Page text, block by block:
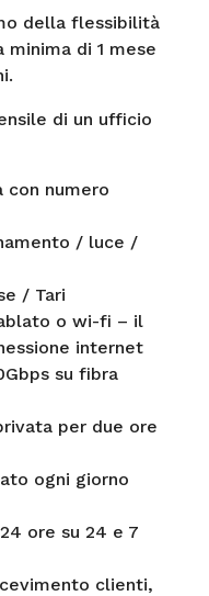
della flessibilità
minima di 1 mese
di un ufficio
con numero
/ luce /
/ Tari
o wi-fi – il
internet
su fibra
per due ore
ogni giorno
ore su 24 e 7
clienti,